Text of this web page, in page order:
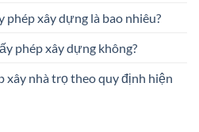
xây dựng là bao nhiêu?
phép xây dựng không?
xây nhà trọ theo quy định hiện